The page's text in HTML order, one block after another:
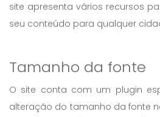
site apresenta vários recursos
seu conteúdo para qualquer
Tamanho da fonte
O site conta com um plugin
alteração do tamanho da fonte